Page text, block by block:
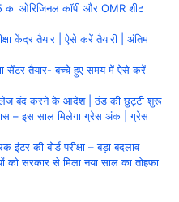
का ओरिजिनल कॉपी और OMR शीट
केंद्र तैयार | ऐसे करें तैयारी | अंतिम
सेंटर तैयार- बच्चे हुए समय में ऐसे करें
बंद करने के आदेश | ठंड की छुट्टी शुरू
– इस साल मिलेगा ग्रेस अंक | ग्रेस
की बोर्ड परीक्षा – बड़ा बदलाव
को सरकार से मिला नया साल का तोहफा